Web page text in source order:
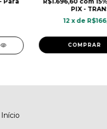
PIX -
12 x de
COMPRAR
Início